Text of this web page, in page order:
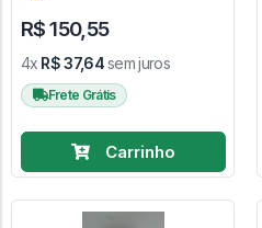
R$ 150,55
4x R$ 37,64sem juros
Frete Grátis
Carrinho